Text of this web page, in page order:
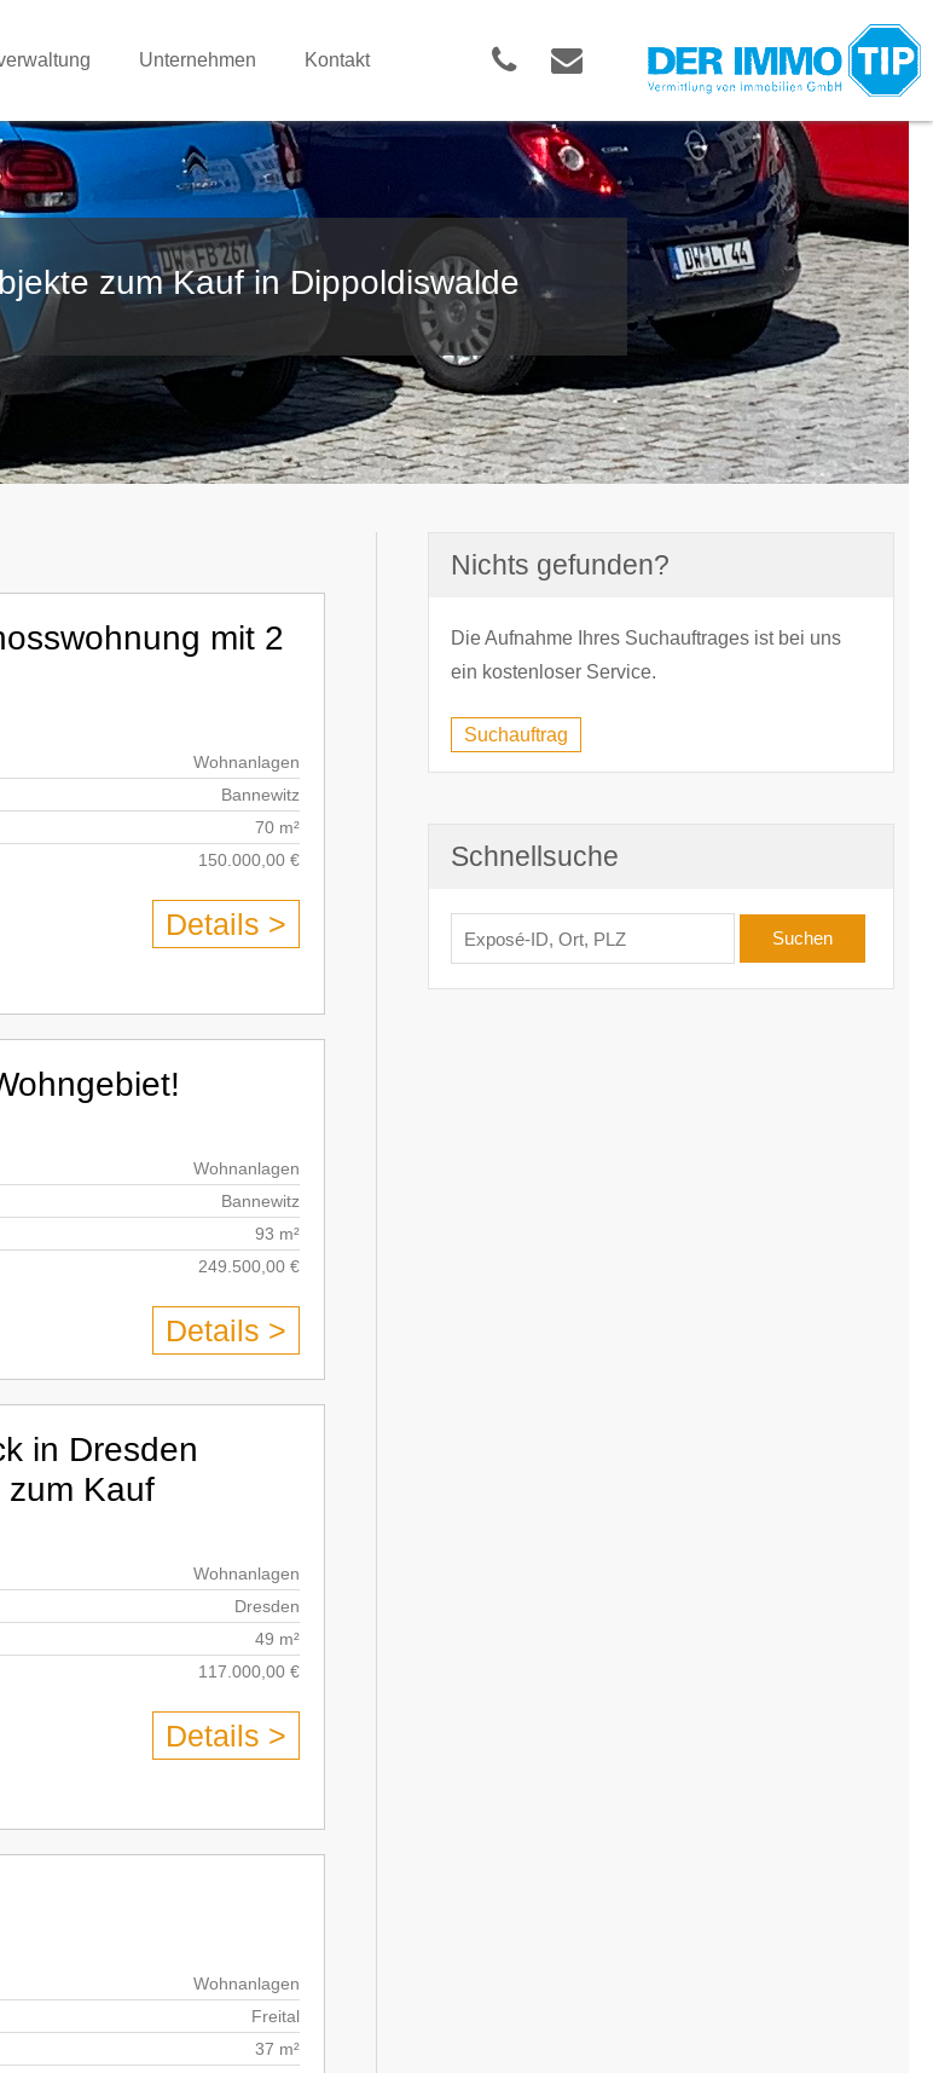
Unternehmen Kontakt
zum Kauf in Dippoldiswalde
mit 2
Wohnanlagen
Bannewitz
70 m²
150.000,00 €
Details >
Wohnanlagen
Bannewitz
93 m²
249.500,00 €
Details >
in Dresden
zum Kauf
Wohnanlagen
Dresden
49 m²
117.000,00 €
Details >
Wohnanlagen
Freital
37 m²
Nichts gefunden?
Die Aufnahme Ihres Suchauftrages ist bei uns
ein kostenloser Service.
Suchauftrag
Schnellsuche